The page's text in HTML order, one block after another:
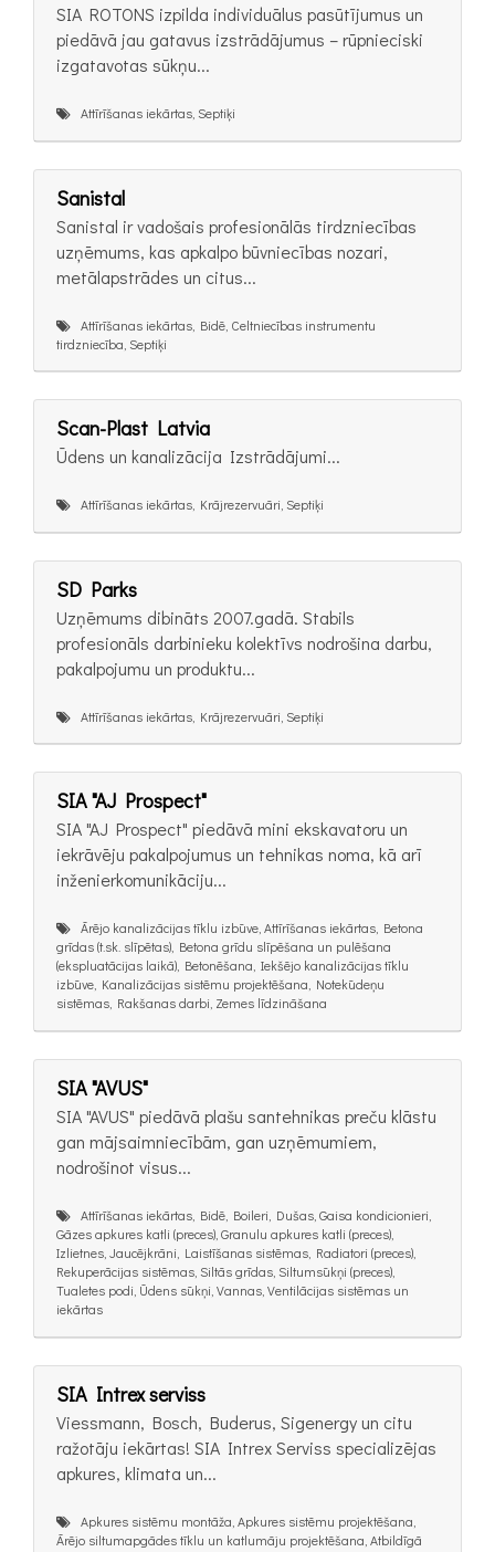
SIA ROTONS izpilda individuālus pasūtījumus un
piedāvā jau gatavus izstrādājumus – rūpnieciski
izgatavotas sūkņu...
Attīrīšanas iekārtas, Septiķi
Sanistal
Sanistal ir vadošais profesionālās tirdzniecības
uzņēmums, kas apkalpo būvniecības nozari,
metālapstrādes un citus...
Attīrīšanas iekārtas, Bidē, Celtniecības instrumentu
tirdzniecība, Septiķi
Scan-Plast Latvia
Ūdens un kanalizācija Izstrādājumi...
Attīrīšanas iekārtas, Krājrezervuāri, Septiķi
SD Parks
Uzņēmums dibināts 2007.gadā. Stabils
profesionāls darbinieku kolektīvs nodrošina darbu,
pakalpojumu un produktu...
Attīrīšanas iekārtas, Krājrezervuāri, Septiķi
SIA "AJ Prospect"
SIA "AJ Prospect" piedāvā mini ekskavatoru un
iekrāvēju pakalpojumus un tehnikas noma, kā arī
inženierkomunikāciju...
Ārējo kanalizācijas tīklu izbūve, Attīrīšanas iekārtas, Betona
grīdas (t.sk. slīpētas), Betona grīdu slīpēšana un pulēšana
(ekspluatācijas laikā), Betonēšana, Iekšējo kanalizācijas tīklu
izbūve, Kanalizācijas sistēmu projektēšana, Notekūdeņu
sistēmas, Rakšanas darbi, Zemes līdzināšana
SIA "AVUS"
SIA "AVUS" piedāvā plašu santehnikas preču klāstu
gan mājsaimniecībām, gan uzņēmumiem,
nodrošinot visus...
Attīrīšanas iekārtas, Bidē, Boileri, Dušas, Gaisa kondicionieri,
Gāzes apkures katli (preces), Granulu apkures katli (preces),
Izlietnes, Jaucējkrāni, Laistīšanas sistēmas, Radiatori (preces),
Rekuperācijas sistēmas, Siltās grīdas, Siltumsūkņi (preces),
Tualetes podi, Ūdens sūkņi, Vannas, Ventilācijas sistēmas un
iekārtas
SIA Intrex serviss
Viessmann, Bosch, Buderus, Sigenergy un citu
ražotāju iekārtas! SIA Intrex Serviss specializējas
apkures, klimata un...
Apkures sistēmu montāža, Apkures sistēmu projektēšana,
Ārējo siltumapgādes tīklu un katlumāju projektēšana, Atbildīgā